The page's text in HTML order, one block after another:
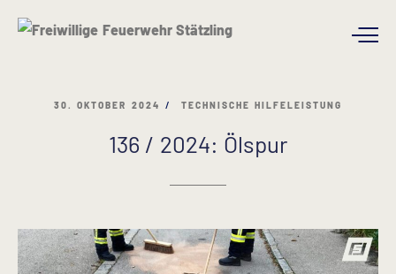
30. OKTOBER 2024 TECHNISCHE HILFELEISTUNG
136 / 2024: Ölspur